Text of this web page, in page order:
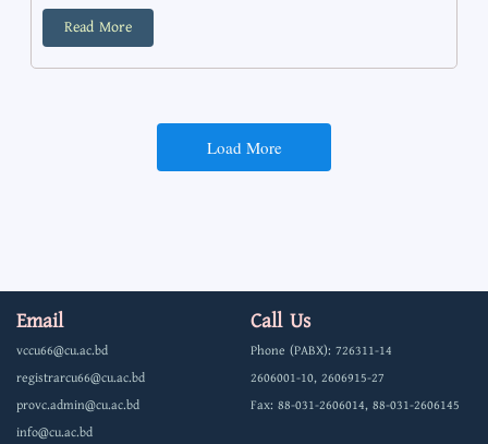
Read More
Load More
Email
vccu66@cu.ac.bd
registrarcu66@cu.ac.bd
provc.admin@cu.ac.bd
info@cu.ac.bd
Call Us
Phone (PABX): 726311-14
2606001-10, 2606915-27
Fax: 88-031-2606014, 88-031-2606145